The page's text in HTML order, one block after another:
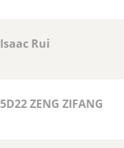
Isaac Rui
5D22 ZENG ZIFANG